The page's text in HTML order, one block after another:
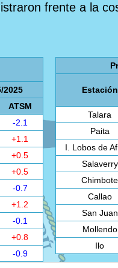
frente a la
2025
ATSM
-2.1
+1.1
+0.5
+0.5
-0.7
+1.2
-0.1
+0.8
-0.9
Estación
Talara
Paita
I. Lobos de
Salaverry
Chimbote
Callao
San Juan
Mollendo
Ilo